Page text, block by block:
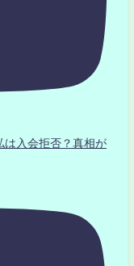
入会拒否？真相が